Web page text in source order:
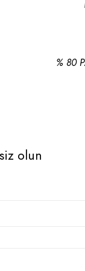
% 80
olun